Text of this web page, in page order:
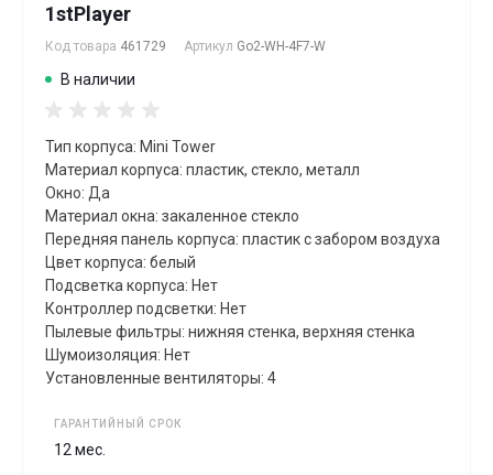
1stPlayer
Код товара 461729 Артикул Go2-WH-4F7-W
В наличии
Тип корпуса: Mini Tower
Материал корпуса: пластик, стекло, металл
Окно: Да
Материал окна: закаленное стекло
Передняя панель корпуса: пластик с забором воздуха
Цвет корпуса: белый
Подсветка корпуса: Нет
Контроллер подсветки: Нет
Пылевые фильтры: нижняя стенка, верхняя стенка
Шумоизоляция: Нет
Установленные вентиляторы: 4
ГАРАНТИЙНЫЙ СРОК
12 мес.